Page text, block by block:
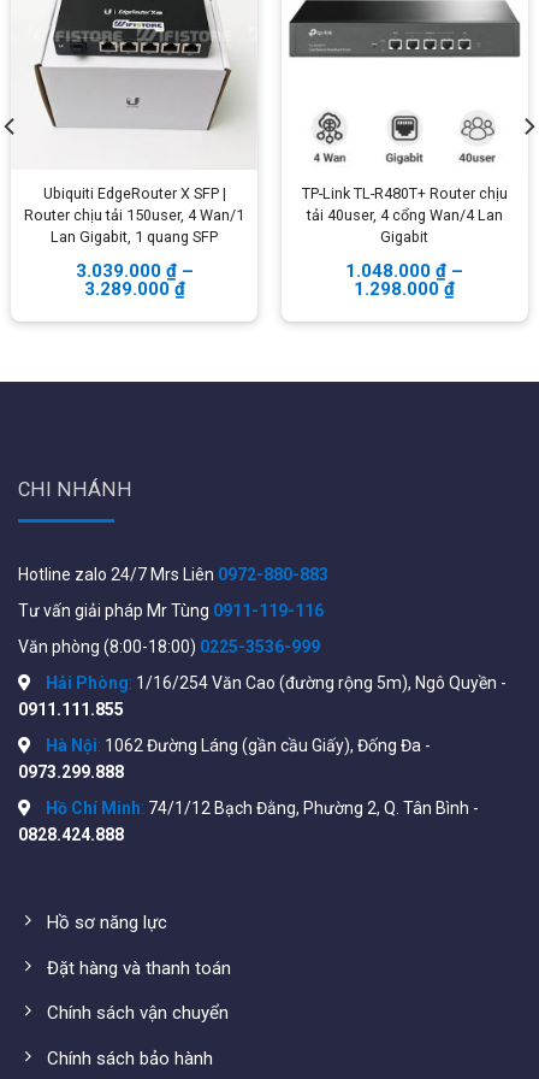
Mô hình triển khai UniFi Next-Generation Gateway
Tham khảo thêm các Controller của Ubiquiti tại:
https://wifistore.vn/danh-muc-san-pham/quan-
ly/controller-quan-ly/contro-ubiquiti/
nguồn adapter
Ubiquiti EdgeRouter X SFP |
Router chịu tải 150user, 4 Wan/1
Lan Gigabit, 1 quang SFP
3.039.000 ₫–
3.289.000 ₫
TP-Link TL-R480T+ Router chịu
tải 40user, 4 cổng Wan/4 Lan
Gigabit
1.048.000₫ –
1.298.000₫
CHI NHÁNH
Hotline zalo 24/7 Mrs Liên 0972-880-883
Tư vấn giải pháp Mr Tùng 0911-119-116
Văn phòng (8:00-18:00) 0225-3536-999
Hải Phòng: 1/16/254 Văn Cao (đường rộng 5m), Ngô Quyền -
0911.111.855
Hà Nội: 1062 Đường Láng (gần cầu Giấy), Đống Đa -
0973.299.888
Hồ Chí Minh: 74/1/12 Bạch Đằng, Phường 2, Q. Tân Bình -
0828.424.888
Hồ sơ năng lực
Đặt hàng và thanh toán
Chính sách vận chuyển
Chính sách bảo hành